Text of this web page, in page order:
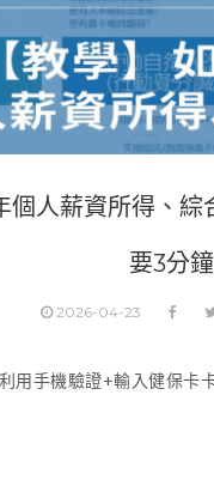
個人薪資所得、
要3分鐘
2026-04-23
用手機驗證+輸入健保卡